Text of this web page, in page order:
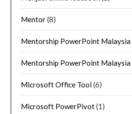
Mentor(8)
Mentorship PowerPoint Malaysia
Mentorship PowerPoint Malaysia
Microsoft Office Tool(6)
Microsoft PowerPivot(1)